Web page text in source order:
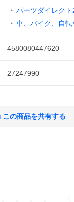
パーツダイレクト
車、バイク、自転
4580080447620
27247990
この商品を共有する